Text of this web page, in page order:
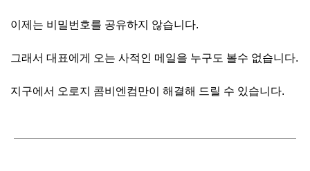
이제는 비밀번호를 공유하지 않습니다.
그래서 대표에게 오는 사적인 메일을 누구도 볼수 없습니다.
지구에서 오로지 콤비엔컴만이 해결해 드릴 수 있습니다.